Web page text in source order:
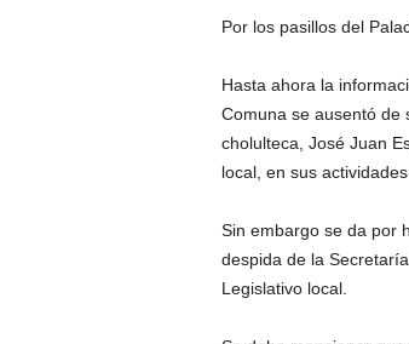
Por los pasillos del
Hasta ahora la
Comuna se ausentó de
cholulteca, José Juan
local, en sus
Sin embargo se da por
despida de la
Legislativo local.